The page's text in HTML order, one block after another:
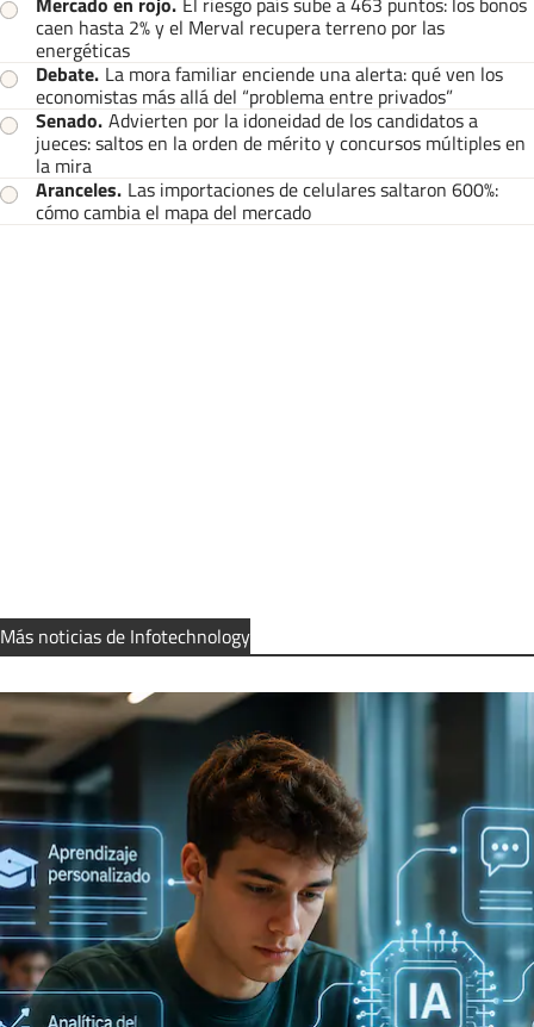
caen hasta 2% y el Merval recupera terreno por las
energéticas
Debate. La mora familiar enciende una alerta: qué ven los
economistas más allá del “problema entre privados”
Senado. Advierten por la idoneidad de los candidatos a
jueces: saltos en la orden de mérito y concursos múltiples en
la mira
Aranceles. Las importaciones de celulares saltaron 600%:
cómo cambia el mapa del mercado
Más noticias de Infotechnology